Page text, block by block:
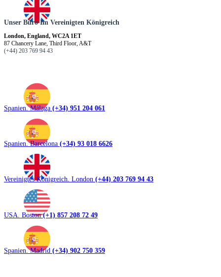
Unser Büro Im Vereinigten Königreich
London, England, WC2A 1ET
87 Chancery Lane, Third Floor, A&T
(+44) 203 769 94 43
Spanien. Málaga (+34) 951 204 061
Spanien. Barcelona (+34) 93 018 6626
Vereinigtes Königreich. London (+44) 203 769 94 43
USA. Boston(+1) 857 208 72 49
Spanien. Madrid (+34) 902 750 359